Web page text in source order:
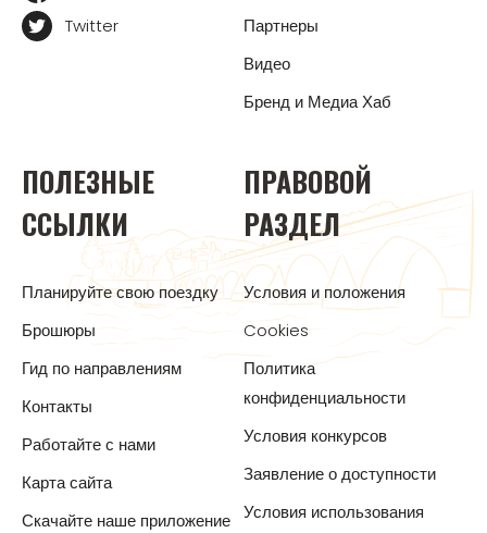
Twitter
Партнеры
Видео
Бренд и Медиа Хаб
ПОЛЕЗНЫЕ
ССЫЛКИ
Планируйте свою поездку
Брошюры
Гид по направлениям
Контакты
Работайте с нами
Карта сайта
Скачайте наше приложение
ПРАВОВОЙ
РАЗДЕЛ
Условия и положения
Cookies
Политика
конфиденциальности
Условия конкурсов
Заявление о доступности
Условия использования